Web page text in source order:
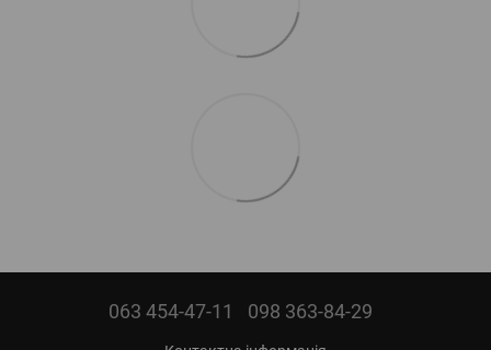
063 454-47-11 098 363-84-29